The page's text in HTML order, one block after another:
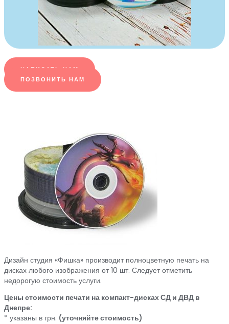
НАПИСАТЬ НАМ
ПОЗВОНИТЬ НАМ
Дизайн студия «Фишка» производит полноцветную печать на
дисках любого изображения от 10 шт. Следует отметить
недорогую стоимость услуги.
Цены стоимости печати на компакт-дисках СД и ДВД в
Днепре:
* указаны в грн. (уточняйте стоимость)